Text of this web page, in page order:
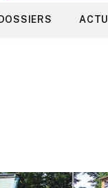
DOSSIERS ACTU